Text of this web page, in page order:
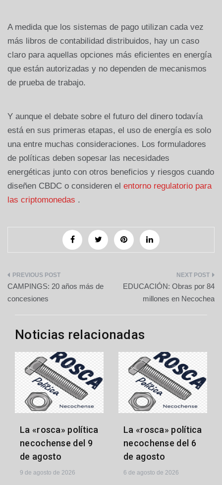
A medida que los sistemas de pago utilizan cada vez
más libros de contabilidad distribuidos, hay un caso
claro para aquellas opciones más eficientes en energía
que están autorizadas y no dependen de mecanismos
de prueba de trabajo.
Y aunque el debate sobre el futuro del dinero todavía
está en sus primeras etapas, el uso de energía es solo
una entre muchas consideraciones. Los formuladores
de políticas deben sopesar las necesidades
energéticas junto con otros beneficios y riesgos cuando
diseñen CBDC o consideren el entorno regulatorio para
las criptomonedas .
Navegación
de
entradas
CAMPINGS: 20 años más de
concesiones
EDUCACIÓN: Obras por 84
millones en Necochea
Noticias relacionadas
La «rosca» política
necochense del 9
de agosto
9 de agosto de 2026
La «rosca» política
necochense del 6
de agosto
6 de agosto de 2026